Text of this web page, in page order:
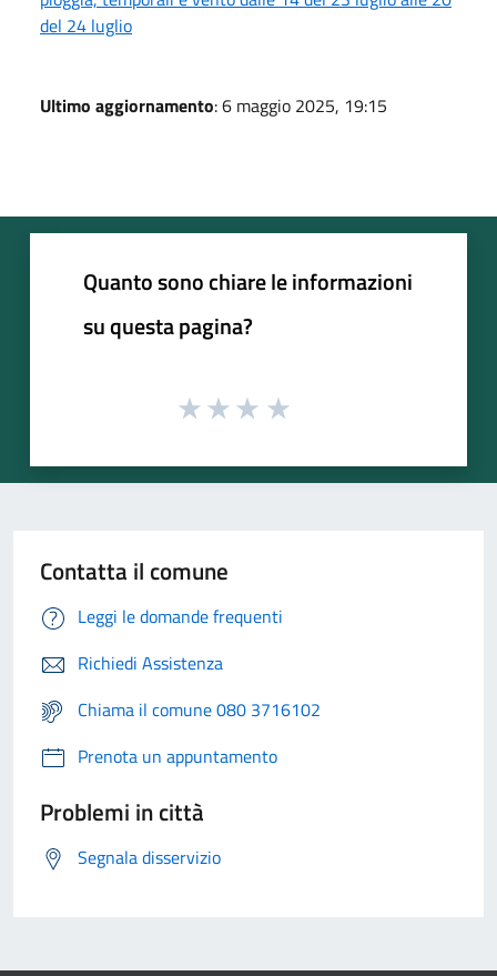
del 24 luglio
Ultimo aggiornamento: 6 maggio 2025, 19:15
Quanto sono chiare le informazioni
su questa pagina?
Contatta il comune
Leggi le domande frequenti
Richiedi Assistenza
Chiama il comune 080 3716102
Prenota un appuntamento
Problemi in città
Segnala disservizio